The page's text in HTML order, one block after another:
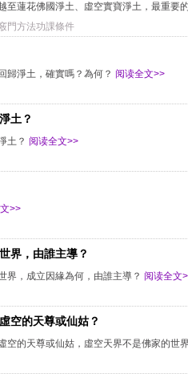
至蓮花佛國淨土、虛空實寶淨土，最重要
門方法功課條件
歸淨土，確實嗎？為何？ 阅读全文>>
土？
土？ 阅读全文>>
>>
界，由誰主導？
界，成立因緣為何，由誰主導？ 阅读全文
空的天尊或仙姑？
空的天尊或仙姑，虛空天界不是佛家的世